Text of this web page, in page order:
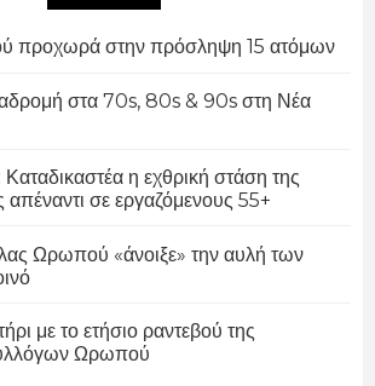
προχωρά στην πρόσληψη 15 ατόμων
στα 70s, 80s & 90s στη Νέα
η εχθρική στάση της
σε εργαζόμενους 55+
Ωρωπού «άνοιξε» την αυλή των
με το ετήσιο ραντεβού της
Ωρωπού